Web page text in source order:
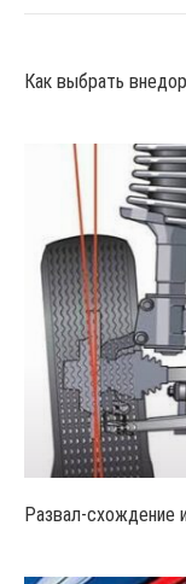
Как выбрать
Развал-схождение